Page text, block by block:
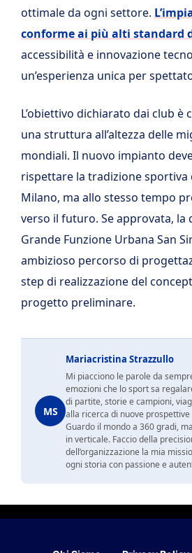
ottimale da ogni settore.
conforme ai più alti standard
accessibilità e innovazione
un’esperienza unica per
L’obiettivo dichiarato dai club è
una struttura all’altezza delle
mondiali. Il nuovo impianto
rispettare la tradizione sportiva
Milano, ma allo stesso tempo
verso il futuro. Se approvata, la
Grande Funzione Urbana San
ambizioso percorso di
step di realizzazione del
progetto preliminare.
MS
Mariacristina Strazzullo
Mi piacciono le parole da
emozioni che lo sport sa
di partite, storie e campioni,
alla ricerca di nuove
Guardo il mondo a 360 gradi,
in verticale. Faccio della
dell’organizzazione la mia
ogni storia con passione e